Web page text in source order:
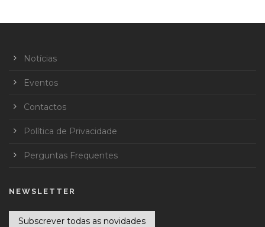
Notícias
Eventos
Contactos
Política de Privacidade
Perguntas Frequentes
NEWSLETTER
Subscrever todas as novidades